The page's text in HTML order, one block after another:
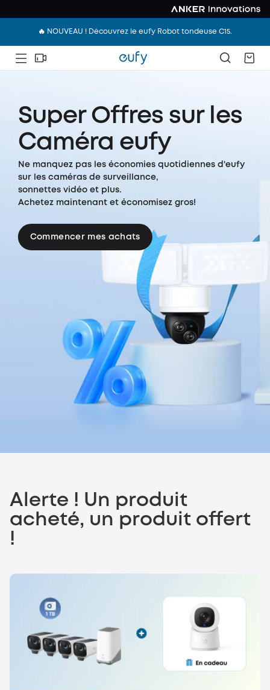
🔥 NOUVEAU ! Découvrez le eufy Robot tondeuse C15.
Super Offres sur les
Caméra eufy
Ne manquez pas les économies quotidiennes d'eufy
sur les caméras de surveillance,
sonnettes vidéo et plus.
Achetez maintenant et économisez gros!
Commencer mes achats
Alerte ! Un produit
acheté, un produit offert
!